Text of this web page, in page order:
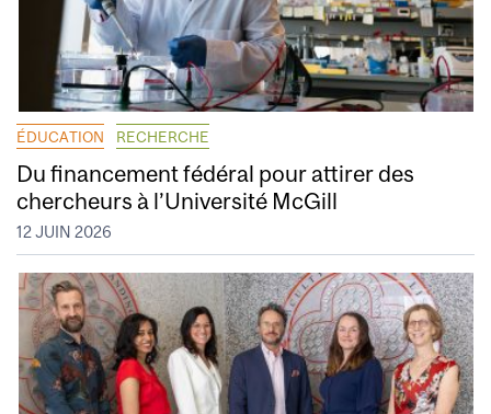
ÉDUCATION RECHERCHE
Du financement fédéral pour attirer des
chercheurs à l’Université McGill
12 JUIN 2026